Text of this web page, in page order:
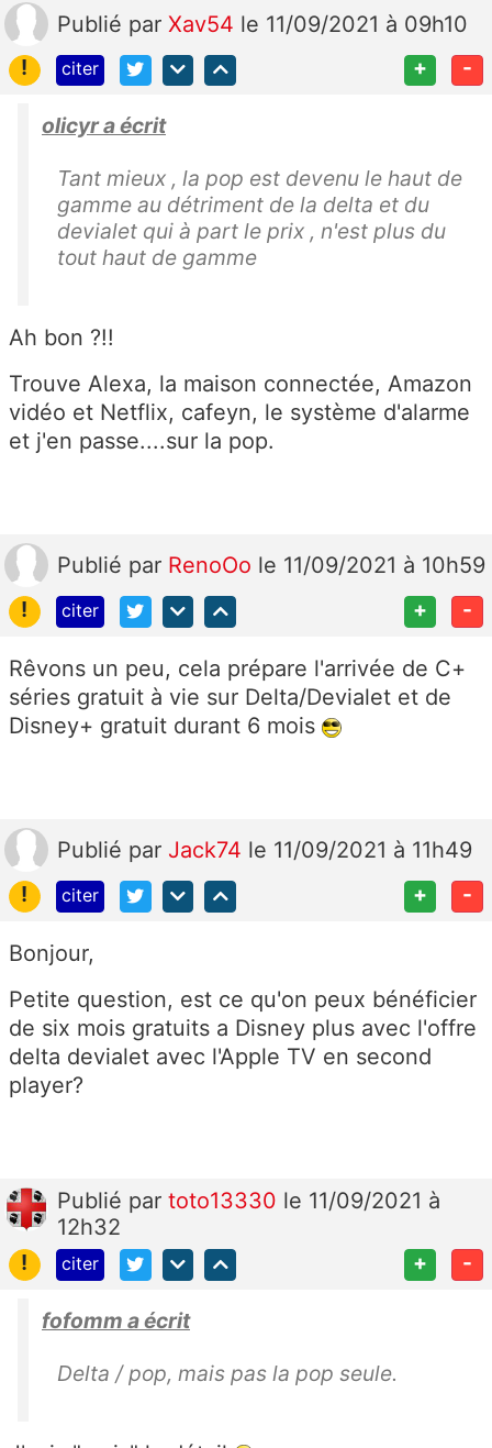
Publié par Xav54 le 11/09/2021 à 09h10
!
citer + -
olicyr a écrit
Tant mieux , la pop est devenu le haut de
gamme au détriment de la delta et du
devialet qui à part le prix , n'est plus du
tout haut de gamme
Ah bon ?!!
Trouve Alexa, la maison connectée, Amazon
vidéo et Netflix, cafeyn, le système d'alarme
et j'en passe....sur la pop.
Publié par RenoOo le 11/09/2021 à 10h59
!
citer + -
Rêvons un peu, cela prépare l'arrivée de C+
séries gratuit à vie sur Delta/Devialet et de
Disney+ gratuit durant 6 mois
Publié par Jack74 le 11/09/2021 à 11h49
!
citer + -
Bonjour,
Petite question, est ce qu'on peux bénéficier
de six mois gratuits a Disney plus avec l'offre
delta devialet avec l'Apple TV en second
player?
Publié par toto13330 le 11/09/2021 à
12h32
!
citer + -
fofomm a écrit
Delta / pop, mais pas la pop seule.